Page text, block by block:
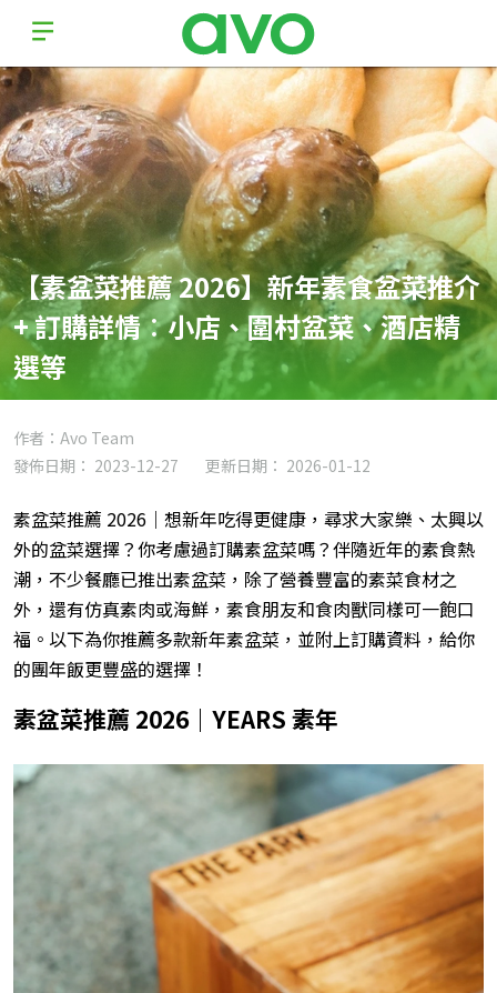
【素盆菜推薦 2026】新年素食盆菜推介
+ 訂購詳情︰小店、圍村盆菜、酒店精
選等
作者：Avo Team
發佈日期： 2023-12-27
更新日期： 2026-01-12
素盆菜推薦 2026｜想新年吃得更健康，尋求大家樂、太興以
外的盆菜選擇？你考慮過訂購素盆菜嗎？伴隨近年的素食熱
潮，不少餐廳已推出素盆菜，除了營養豐富的素菜食材之
外，還有仿真素肉或海鮮，素食朋友和食肉獸同樣可一飽口
福。以下為你推薦多款新年素盆菜，並附上訂購資料，給你
的團年飯更豐盛的選擇！
素盆菜推薦 2026｜YEARS 素年